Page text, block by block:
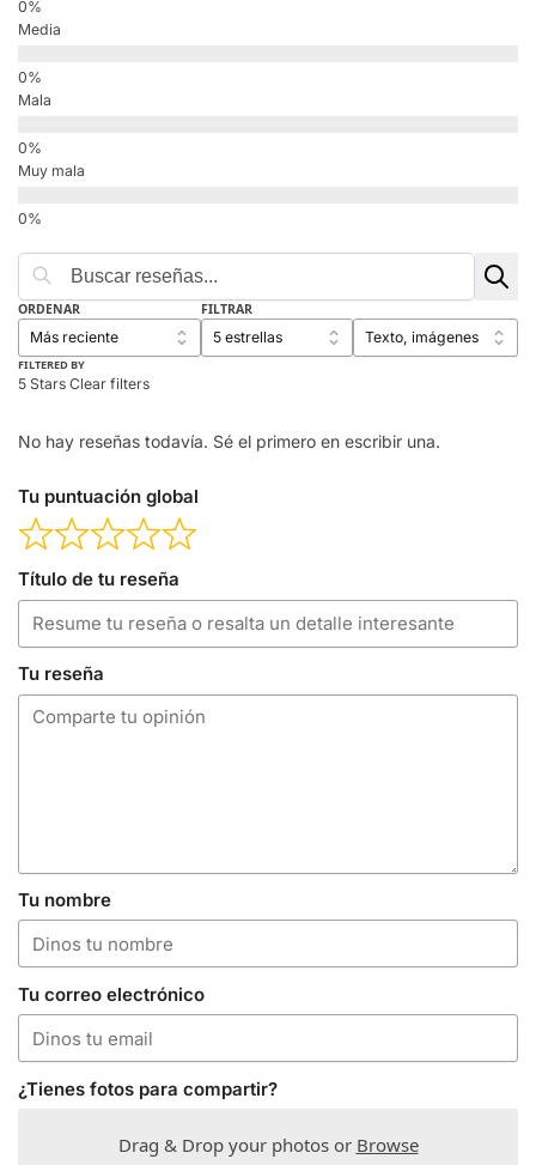
Media
Mala
Muy mala
ORDENAR FILTRAR
FILTERED BY
5 Stars Clear filters
No hay reseñas todavía. Sé el primero en escribir una.
Tu puntuación global
Título de tu reseña
Tu reseña
Tu nombre
Tu correo electrónico
¿Tienes fotos para compartir?
Drag & Drop your photos or Browse